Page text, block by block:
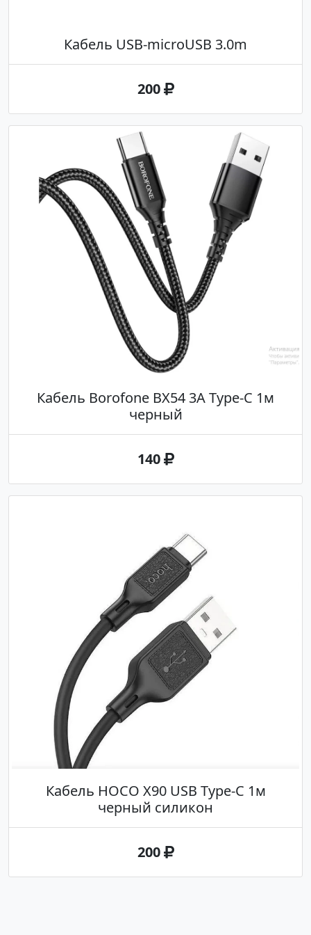
Кабель USB-microUSB 3.0m
200
Кабель Borofone BX54 3A Type-C 1м
черный
140
Кабель HOCO X90 USB Type-C 1м
черный силикон
200